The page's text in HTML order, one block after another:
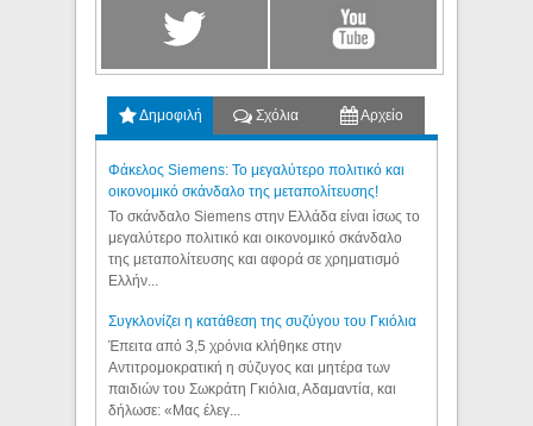
Δημοφιλή Σχόλια Αρχείο
Φάκελος Siemens: Το μεγαλύτερο πολιτικό και
οικονομικό σκάνδαλο της μεταπολίτευσης!
Το σκάνδαλο Siemens στην Ελλάδα είναι ίσως το
μεγαλύτερο πολιτικό και οικονομικό σκάνδαλο
της μεταπολίτευσης και αφορά σε χρηματισμό
Ελλήν...
Συγκλονίζει η κατάθεση της συζύγου του Γκιόλια
Έπειτα από 3,5 χρόνια κλήθηκε στην
Αντιτρομοκρατική η σύζυγος και μητέρα των
παιδιών του Σωκράτη Γκιόλια, Αδαμαντία, και
δήλωσε: «Μας έλεγ...